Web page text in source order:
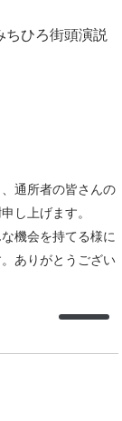
ひろ街頭演説
通所者の皆さんの
し上げます。
機会を持てる様に
ありがとうござい